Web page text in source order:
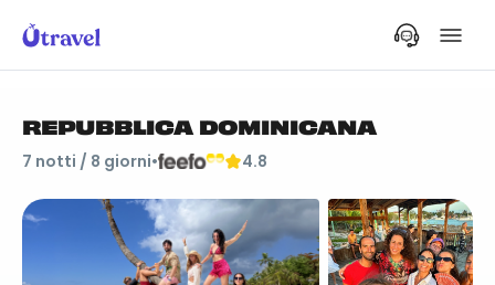
REPUBBLICA DOMINICANA
7 notti / 8 giorni• 4.8